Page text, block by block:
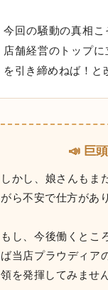
今回の騒動の真相
店舗経営のトップ
を引き締めねば！と
📣 巨
しかし、娘さんもま
がら不安で仕方があ
もし、今後働くとこ
ば当店プラウディア
領を発揮してみませ